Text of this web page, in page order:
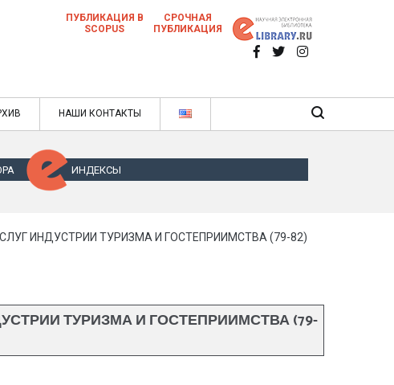
научных статей в ежемесячном научном
научном журнале
ПУБЛИКАЦИЯ В
SCOPUS
СРОЧНАЯ
ПУБЛИКАЦИЯ
НАШИ КОНТАКТЫ
ИНДЕКСЫ
ИНДУСТРИИ ТУРИЗМА И ГОСТЕПРИИМСТВА (79-82)
ТУРИЗМА И ГОСТЕПРИИМСТВА (79-